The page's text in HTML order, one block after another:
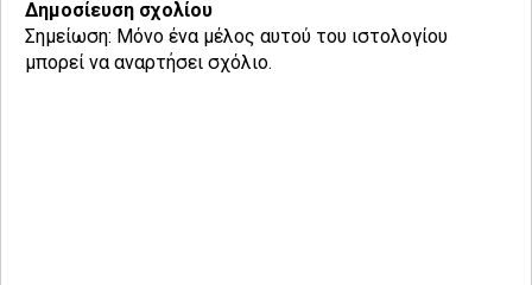
Δημοσίευση σχολίου
Σημείωση: Μόνο ένα μέλος αυτού του ιστολογίου
μπορεί να αναρτήσει σχόλιο.